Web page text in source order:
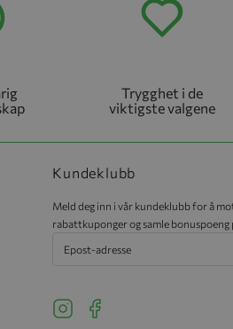
Trygghet i de
viktigste valgene
Kundeklubb
Meld deg inn i vår kundeklubb for å
rabattkuponger og samle bonuspoeng
See our Instagram
See our Facebook